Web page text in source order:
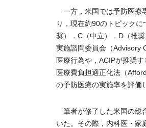
一方，米国では予防医療
り，現在約90のトピック
奨），C（中立），D（推
実施諮問委員会（Advisory
医療行為や，ACIPが推奨
医療費負担適正化法（
の予防医療の実施率を評価
筆者が修了した米国の総
いた。その際，内科医・家